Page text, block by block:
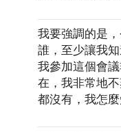
我要強調的是
誰，至少讓我
我參加這個會
在，我非常地
都沒有，我怎